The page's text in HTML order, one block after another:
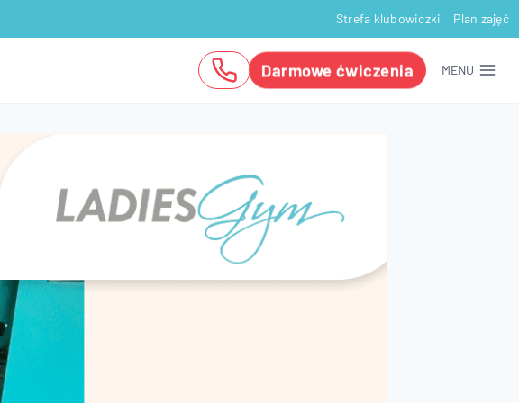
Strefa klubowiczki Plan zajęć
Darmowe ćwiczenia MENU